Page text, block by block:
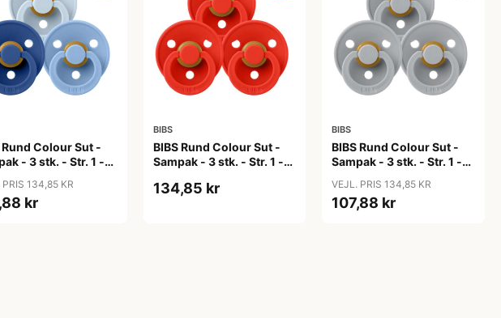
Rund Colour Sut -
- 3 stk. - Str. 1 -
PRIS 134,85 KR
kr
BIBS
BIBS Rund Colour Sut -
Sampak - 3 stk. - Str. 1 -
134,85 kr
BIBS
BIBS Rund Colour Sut -
Sampak - 3 stk. - Str. 1 -
VEJL. PRIS 134,85 KR
107,88 kr